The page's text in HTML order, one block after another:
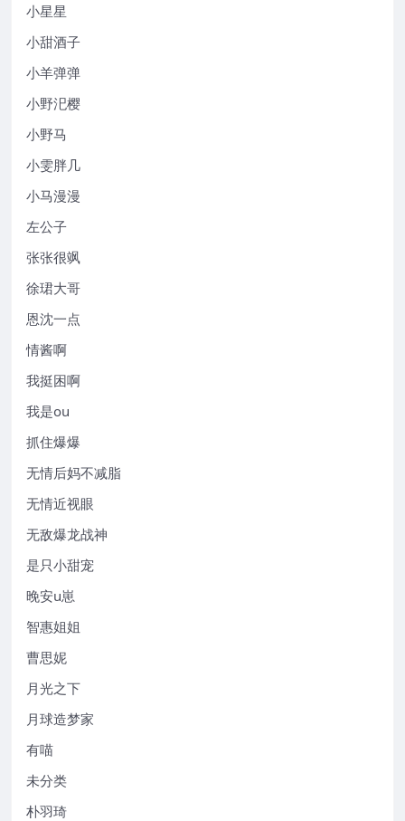
小星星
小甜酒子
小羊弹弹
小野汜樱
小野马
小雯胖几
小马漫漫
左公子
张张很飒
徐珺大哥
恩沈一点
情酱啊
我挺困啊
我是ou
抓住爆爆
无情后妈不减脂
无情近视眼
无敌爆龙战神
是只小甜宠
晚安u崽
智惠姐姐
曹思妮
月光之下
月球造梦家
有喵
未分类
朴羽琦